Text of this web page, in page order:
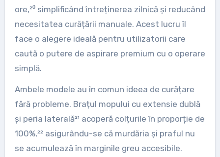
ore,²⁰ simplificând întreținerea zilnică și reducând
necesitatea curățării manuale. Acest lucru îl
face o alegere ideală pentru utilizatorii care
caută o putere de aspirare premium cu o operare
simplă.
Ambele modele au în comun ideea de curățare
fără probleme. Brațul mopului cu extensie dublă
și peria laterală²¹ acoperă colțurile în proporție de
100%,²² asigurându-se că murdăria și praful nu
se acumulează în marginile greu accesibile.